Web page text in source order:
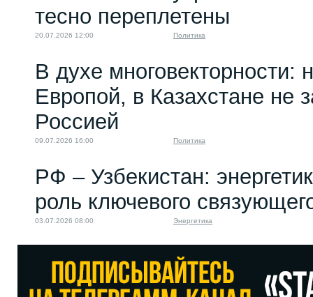
тесно переплетены
20.07.2026 12:00 Политика
В духе многовекторности:
Европой, в Казахстане не
Россией
09.07.2026 16:00 Политика
РФ – Узбекистан:
роль ключевого
03.07.2026 08:00 Энергетика